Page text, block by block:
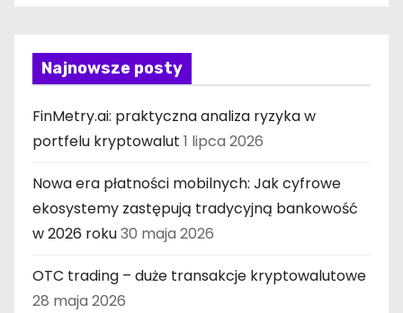
Najnowsze posty
FinMetry.ai: praktyczna analiza ryzyka w
portfelu kryptowalut 1 lipca 2026
Nowa era płatności mobilnych: Jak cyfrowe
ekosystemy zastępują tradycyjną bankowość
w 2026 roku30 maja 2026
OTC trading – duże transakcje kryptowalutowe
28 maja 2026